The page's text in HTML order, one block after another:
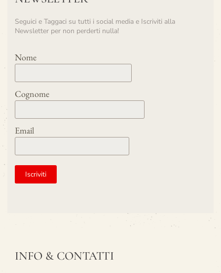
Seguici e Taggaci su tutti i social media e Iscriviti alla
Newsletter per non perderti nulla!
Nome
Cognome
Email
INFO & CONTATTI